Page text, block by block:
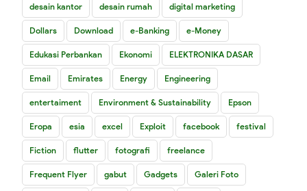
desain kantor desain rumah digital marketing
Dollars Download e-Banking e-Money
Edukasi Perbankan Ekonomi ELEKTRONIKA DASAR
Email Emirates Energy Engineering
entertaiment Environment & Sustainability Epson
Eropa esia excel Exploit facebook festival
Fiction flutter fotografi freelance
Frequent Flyer gabut Gadgets Galeri Foto